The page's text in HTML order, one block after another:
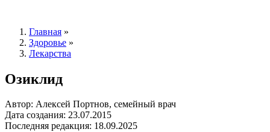
Главная »
Здоровье »
Лекарства
Озиклид
Автор: Алексей Портнов, семейный врач
Дата создания: 23.07.2015
Последняя редакция: 18.09.2025